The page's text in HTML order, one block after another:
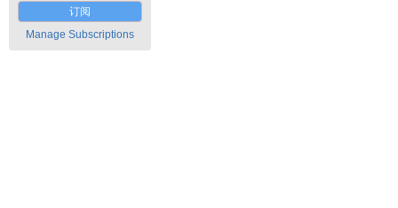
订阅
Manage Subscriptions